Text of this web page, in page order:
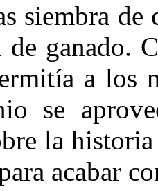
siembra
ganado.
a los
se
la
acabar